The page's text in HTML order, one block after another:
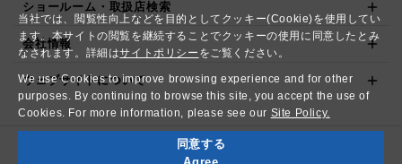
当社では、閲覧性向上などを目的としてクッキー(Cookie)を使用してい
ます。本サイトの閲覧を継続することでクッキーの使用に同意したとみ
なされます。詳細はサイトポリシー をご覧ください。
We use Cookies to improve browsing experience and for other
purposes. By continuing to browse this site, you accept the use of
Cookies. For more information, please see our Site Policy.
同意する
ショールーム・取扱店検索
会社情報
ウェブサイトについて
Copyright© NICHIBEI CO.,LTD. All Rights Reserved.